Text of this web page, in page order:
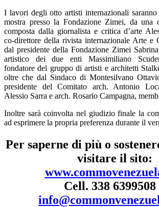
I lavori degli otto artisti internazionali
mostra presso la Fondazione Zimei, da una
composta dalla giornalista e critica d’arte
co-direttore della rivista internazionale Arte e
dal presidente della Fondazione Zimei
artistico dei due enti Massimiliano
fondatore del gruppo di artisti e architetti
oltre che dal Sindaco di Montesilvano
presidente del Comitato arch. Antonio
Alessio Sarra e arch. Rosario Campagna,
Inoltre sarà coinvolta nel giudizio finale la
ad esprimere la propria preferenza durante il
Per saperne di più o
visitare il sito:
Cell. 338 6399508 _